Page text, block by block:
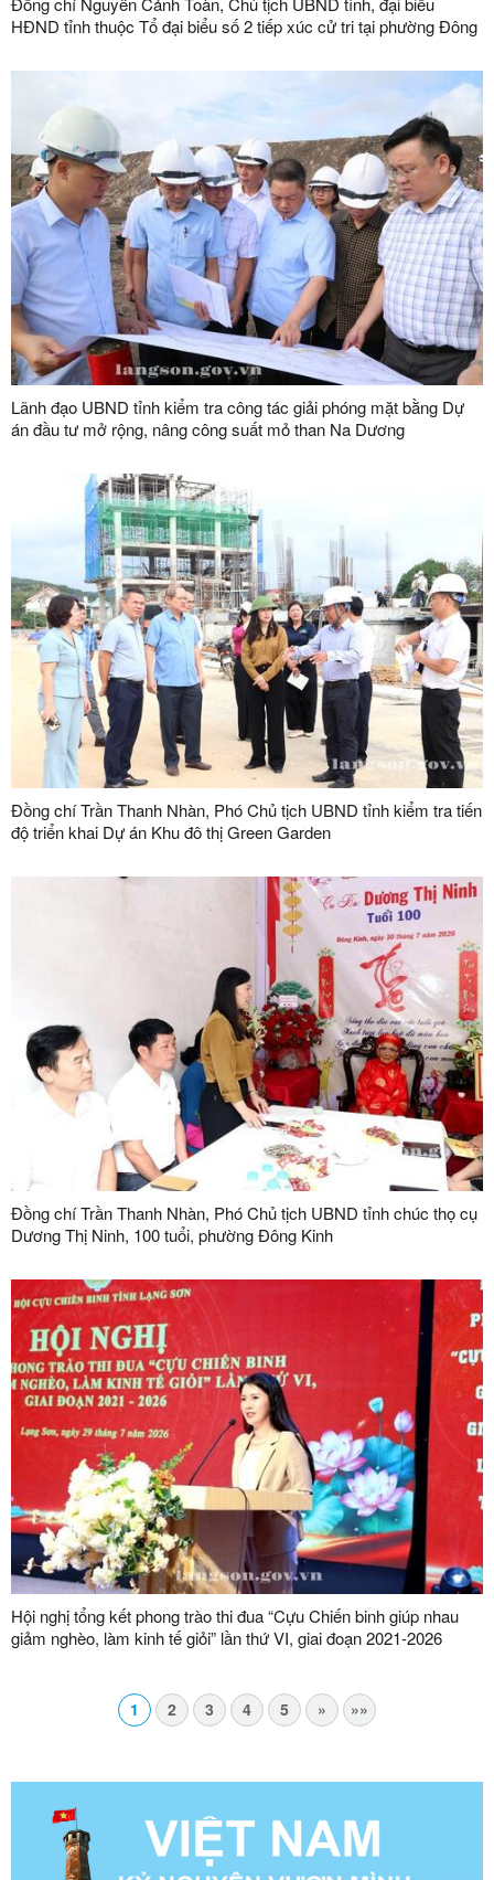
HĐND tỉnh thuộc Tổ đại biểu số 2 tiếp xúc cử tri tại phường Đông
Lãnh đạo UBND tỉnh kiểm tra công tác giải phóng mặt bằng Dự
án đầu tư mở rộng, nâng công suất mỏ than Na Dương
Đồng chí Trần Thanh Nhàn, Phó Chủ tịch UBND tỉnh kiểm tra tiến
độ triển khai Dự án Khu đô thị Green Garden
Đồng chí Trần Thanh Nhàn, Phó Chủ tịch UBND tỉnh chúc thọ cụ
Dương Thị Ninh, 100 tuổi, phường Đông Kinh
Hội nghị tổng kết phong trào thi đua “Cựu Chiến binh giúp nhau
giảm nghèo, làm kinh tế giỏi” lần thứ VI, giai đoạn 2021-2026
1 2 3 4 5 » »»